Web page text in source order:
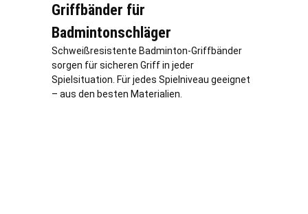
Griffbänder für
Badmintonschläger
Schweißresistente Badminton-Griffbänder
sorgen für sicheren Griff in jeder
Spielsituation. Für jedes Spielniveau geeignet
– aus den besten Materialien.